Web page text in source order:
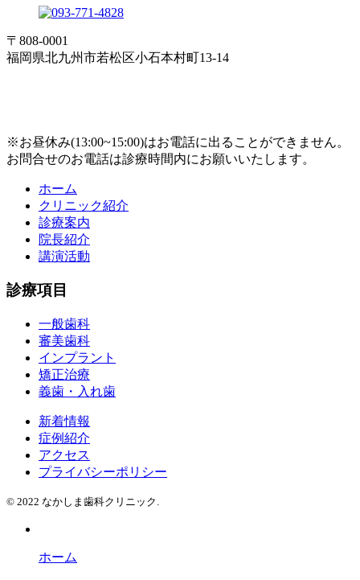
〒808-0001
福岡県北九州市若松区小石本村町13-14
※お昼休み(13:00~15:00)はお電話に出ることができません。
お問合せのお電話は診療時間内にお願いいたします。
ホーム
クリニック紹介
診療案内
院長紹介
講演活動
診療項目
一般歯科
審美歯科
インプラント
矯正治療
義歯・入れ歯
新着情報
症例紹介
アクセス
プライバシーポリシー
© 2022 なかしま歯科クリニック.
ホーム